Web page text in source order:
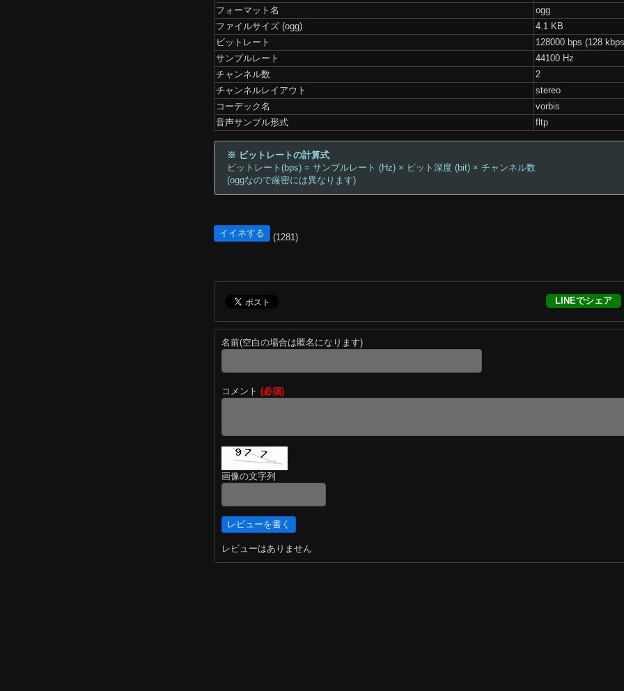
フォーマット名
ogg
ファイルサイズ (ogg)
4.1 KB
ビットレート
128000 bps (128
サンプルレート
44100 Hz
チャンネル数
2
チャンネルレイアウト
stereo
コーデック名
vorbis
音声サンプル形式
fltp
※ ビットレートの計算式
ビットレート(bps) = サンプルレート (Hz) × ビット深度 (bit) × チャンネル数
(oggなので厳密には異なります)
イイネする (1281)
LINEでシェア
名前(空白の場合は匿名になります)
コメント (必須)
画像の文字列
レビューはありません